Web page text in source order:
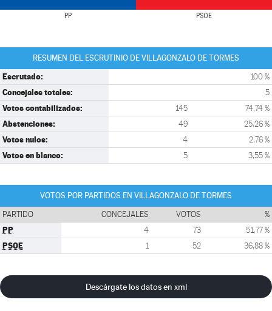
PP PSOE
RESUMEN DEL ESCRUTINIO DE VILLAGONZALO DE TORMES
Escrutado: 100 %
Concejales totales: 5
Votos contabilizados: 145 74,74 %
Abstenciones: 49 25,26 %
Votos nulos: 4 2,76 %
Votos en blanco: 5 3,55 %
VOTOS POR PARTIDOS EN VILLAGONZALO DE TORMES
PARTIDO CONCEJALES VOTOS %
PP 4 73 51,77 %
PSOE 1 52 36,88 %
Descárgate los datos en xml